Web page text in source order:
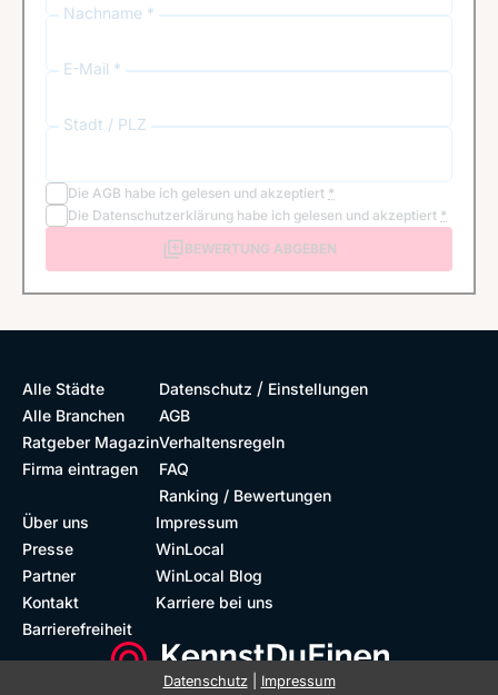
Nachname *
E-Mail *
Stadt / PLZ
Die AGB habe ich gelesen und akzeptiert *
Die Datenschutzerklärung habe ich gelesen und akzeptiert *
BEWERTUNG ABGEBEN
Alle Städte
Alle Branchen
Ratgeber Magazin
Firma eintragen
Datenschutz / Einstellungen
AGB
Verhaltensregeln
FAQ
Ranking / Bewertungen
Über uns
Presse
Partner
Kontakt
Barrierefreiheit
Impressum
WinLocal
WinLocal Blog
Karriere bei uns
Datenschutz| Impressum